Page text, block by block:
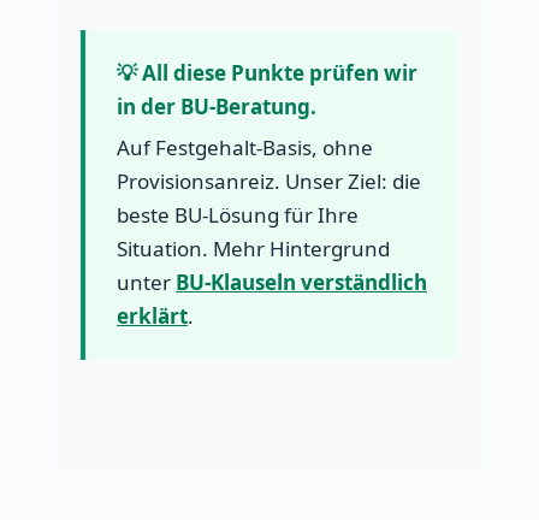
💡 All diese Punkte prüfen wir
in der BU-Beratung.
Auf Festgehalt-Basis, ohne
Provisionsanreiz. Unser Ziel: die
beste BU-Lösung für Ihre
Situation. Mehr Hintergrund
unter BU-Klauseln verständlich
erklärt.